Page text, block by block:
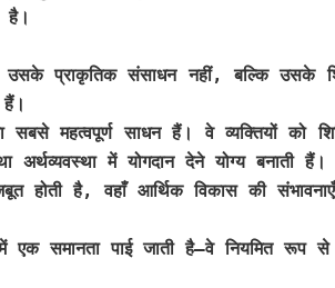
है।
प्राकृतिक संसाधन नहीं, बल्कि उसके
सबसे महत्वपूर्ण साधन हैं। वे व्यक्तियों को
में योगदान देने योग्य बनाती हैं।
होती है, वहाँ आर्थिक विकास की
एक समानता पाई जाती है—वे नियमित रूप